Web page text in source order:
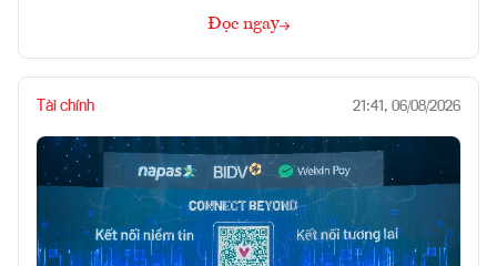
Đọc ngay
Tài chính 21:41, 06/08/2026